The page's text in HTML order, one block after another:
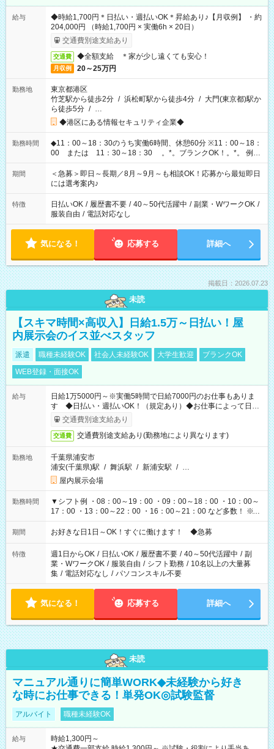
給与
◆時給1,700円＊日払い・週払いOK＊昇給あり♪【月収例】 ・約
204,000円 （時給1,700円 × 実働6h × 20日）
交通費別途支給あり
交通費 ◆全額支給 ＊家が少し遠くても安心！
月収例 20～25万円
勤務地
東京都港区
竹芝駅から徒歩2分 / 浜松町駅から徒歩4分 / 大門(東京都)駅か
ら徒歩5分 / …
◆港区にある情報セキュリティ企業◆
勤務時間
◆11：00～18：30のうち実働6時間、休憩60分 ※11：00～18：
00 または 11：30～18：30 。*。ブランクOK！。*。 例え
ば前職が、 在宅/財団法人/事務/コールセンター/受付/販売/カフェ
スタッフ スイーツ販売/ホテルフロント/化粧品販売/など 様々な
業界から入社して活躍されています♪
期間
＜急募＞即日～長期／8月～9月～も相談OK！応募から最短即日
には選考案内♪
特徴 日払いOK / 履歴書不要 / 40～50代活躍中 / 副業・WワークOK /
服装自由 / 電話対応なし
気になる！ 応募する 詳細へ
掲載日：2026.07.23
未読
【スキマ時間×高収入】日給1.5万～日払い！屋
内展示会のイス並べスタッフ
派遣 職種未経験OK 社会人未経験OK 大学生歓迎
ブランクOK
WEB登録・面接OK
給与
日給1万5000円～※実働5時間で日給7000円のお仕事もありま
す ◆日払い・週払いOK！（規定あり）◆お仕事によって日給
も異なります
交通費別途支給あり
交通費 交通費別途支給あり(勤務地により異なります)
勤務地
千葉県浦安市
浦安(千葉県)駅 / 舞浜駅 / 新浦安駅 / …
屋内展示会場
勤務時間
▼シフト例 ・08：00～19：00 ・09：00～18：00 ・10：00～
17：00 ・13：00～22：00 ・16：00～21：00 など多数！ ※お
仕事により勤務時間が異なります
期間 お好きな日1日～OK！すぐに働けます！ ◆急募
特徴 週1日からOK / 日払いOK / 履歴書不要 / 40～50代活躍中 / 副
業・WワークOK / 服装自由 / シフト勤務 / 10名以上の大量募
集 / 電話対応なし / パソコンスキル不要
気になる！ 応募する 詳細へ
未読
マニュアル通りに簡単WORK◆未経験から好き
な時にお仕事できる！単発OK◎試験監督
アルバイト 職種未経験OK
給与
時給1,300円～